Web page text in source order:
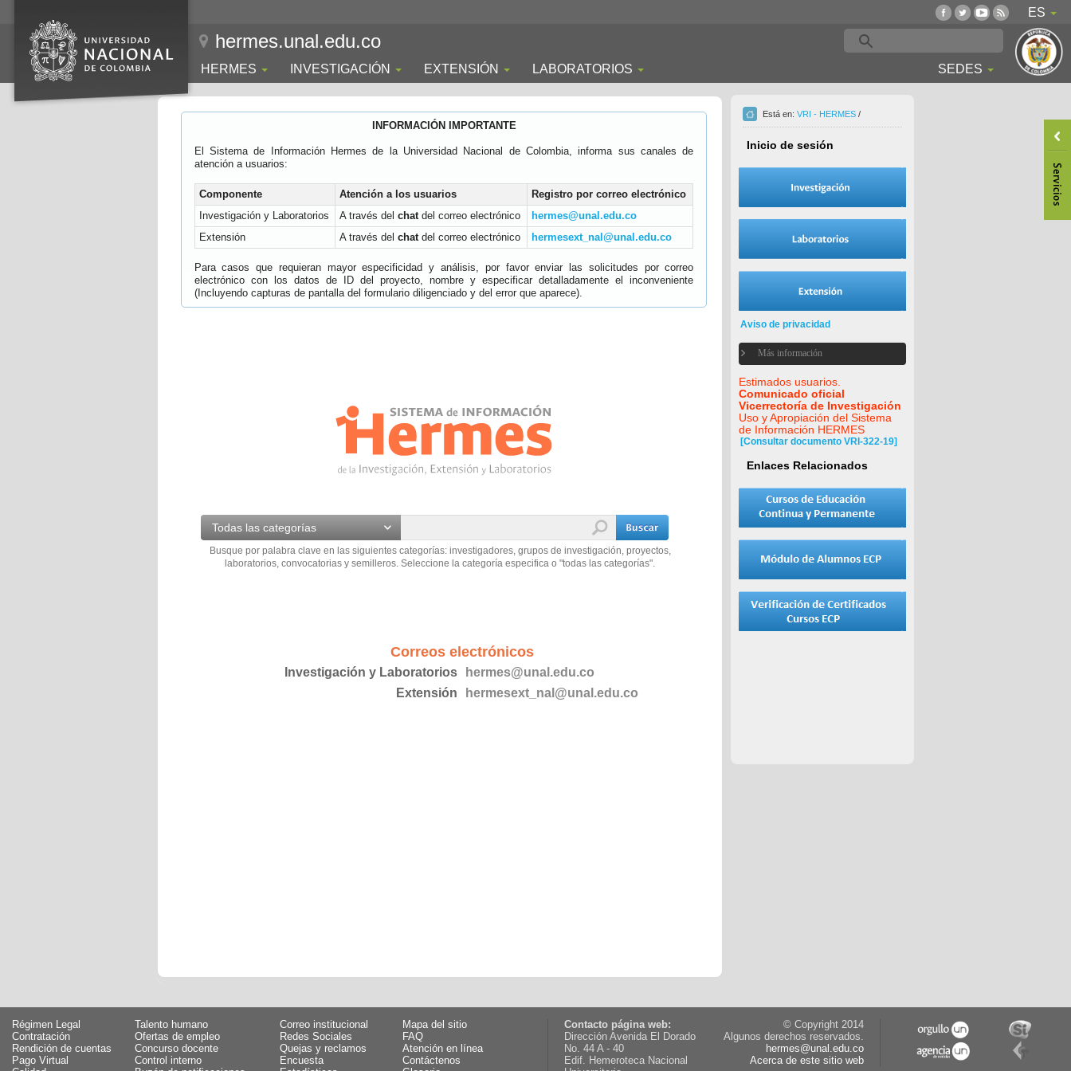
ES
hermes.unal.edu.co
HERMES INVESTIGACIÓN EXTENSIÓN LABORATORIOS SEDES
INFORMACIÓN IMPORTANTE
El Sistema de Información Hermes de la Universidad Nacional de Colombia, informa sus canales de
atención a usuarios:
Componente Atención a los usuarios
Registro por correo electrónico
Investigación y Laboratorios
A través del chatdel correo electrónico
hermes@unal.edu.co
Extensión
A través del chatdel correo electrónico hermesext_nal@unal.edu.co
Para casos que requieran mayor especificidad y análisis, por favor enviar las solicitudes por correo
electrónico con los datos de ID del proyecto, nombre y especificar detalladamente el inconveniente
(Incluyendo capturas de pantalla del formulario diligenciado y del error que aparece).
Todas las categorías
Busque por palabra clave en las siguientes categorías: investigadores, grupos de investigación, proyectos,
laboratorios, convocatorias y semilleros. Seleccione la categoría especifica o "todas las categorías".
Correos electrónicos
Investigación y Laboratorios
hermes@unal.edu.co
Extensión
hermesext_nal@unal.edu.co
Está en: VRI - HERMES /
Inicio de sesión
Aviso de privacidad
Más información
Estimados usuarios.
Comunicado oficial
Vicerrectoría de Investigación
Uso y Apropiación del Sistema
de Información HERMES
[Consultar documento VRI-322-19]
Enlaces Relacionados
Régimen Legal
Talento humano
Contratación
Ofertas de empleo
Rendición de cuentas
Concurso docente
Pago Virtual
Control interno
Correo institucional
Mapa del sitio
Redes Sociales
FAQ
Quejas y reclamos
Atención en línea
Encuesta
Contáctenos
Contacto página web:
Dirección Avenida El Dorado
No. 44 A - 40
Edif. Hemeroteca Nacional
© Copyright 2014
Algunos derechos reservados.
hermes@unal.edu.co
Acerca de este sitio web